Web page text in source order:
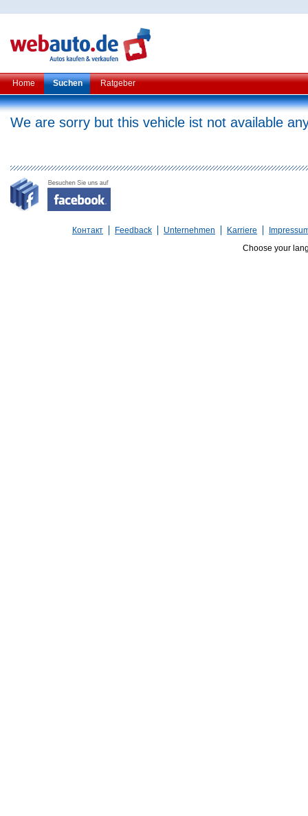
Home Suchen Ratgeber
We are sorry but this vehicle ist not available
Контакт Feedback Unternehmen Karriere
Choose your